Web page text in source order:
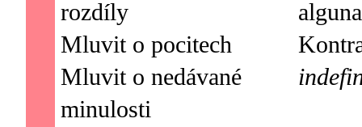
rozdíly
Mluvit o pocitech
Mluvit o nedávané
minulosti